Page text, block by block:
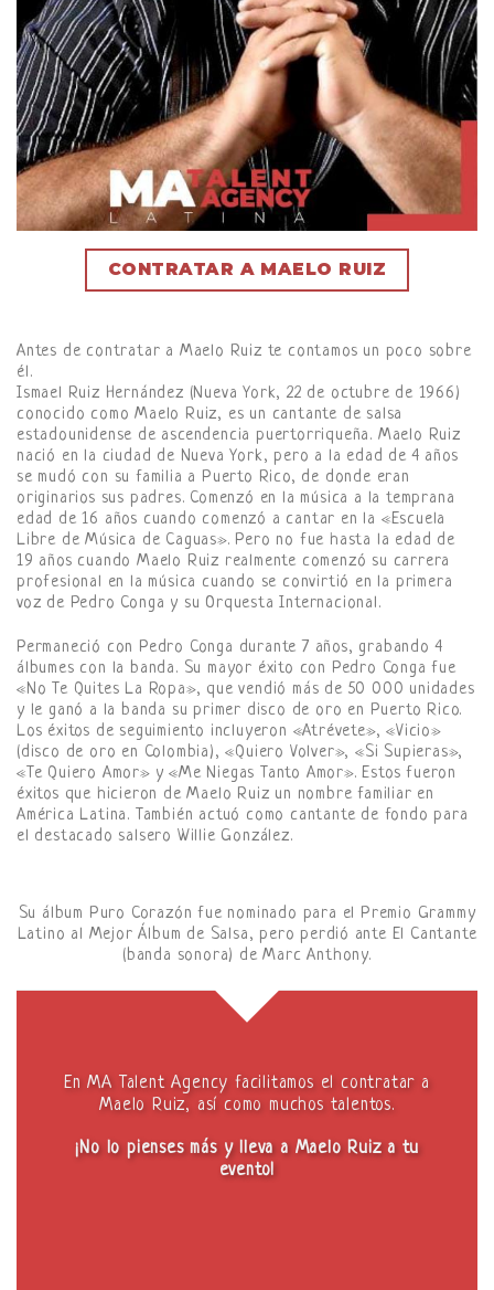
CONTRATAR A MAELO RUIZ
Antes de contratar a Maelo Ruiz te contamos un poco sobre
él.
Ismael Ruiz Hernández (Nueva York, 22 de octubre de 1966)
conocido como Maelo Ruiz, es un cantante de salsa
estadounidense de ascendencia puertorriqueña. Maelo Ruiz
nació en la ciudad de Nueva York, pero a la edad de 4 años
se mudó con su familia a Puerto Rico, de donde eran
originarios sus padres. Comenzó en la música a la temprana
edad de 16 años cuando comenzó a cantar en la «Escuela
Libre de Música de Caguas». Pero no fue hasta la edad de
19 años cuando Maelo Ruiz realmente comenzó su carrera
profesional en la música cuando se convirtió en la primera
voz de Pedro Conga y su Orquesta Internacional.
Permaneció con Pedro Conga durante 7 años, grabando 4
álbumes con la banda. Su mayor éxito con Pedro Conga fue
«No Te Quites La Ropa», que vendió más de 50 000 unidades
y le ganó a la banda su primer disco de oro en Puerto Rico.
Los éxitos de seguimiento incluyeron «Atrévete», «Vicio»
(disco de oro en Colombia), «Quiero Volver», «Si Supieras»,
«Te Quiero Amor» y «Me Niegas Tanto Amor». Estos fueron
éxitos que hicieron de Maelo Ruiz un nombre familiar en
América Latina. También actuó como cantante de fondo para
el destacado salsero Willie González.
Su álbum Puro Corazón fue nominado para el Premio Grammy
Latino al Mejor Álbum de Salsa, pero perdió ante El Cantante
(banda sonora) de Marc Anthony.
En MA Talent Agency facilitamos el contratar a
Maelo Ruiz, así como muchos talentos.
¡No lo pienses más y lleva a Maelo Ruiz a tu
evento!